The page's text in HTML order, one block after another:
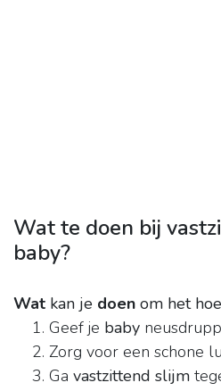
Wat te doen bij
baby?
Wat kan je doen om het
Geef je baby
Zorg voor een schone
Ga vastzittend slijm